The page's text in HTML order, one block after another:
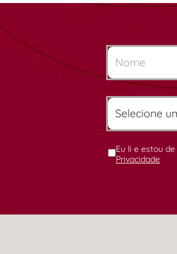
Eu li e estou
Privacidade